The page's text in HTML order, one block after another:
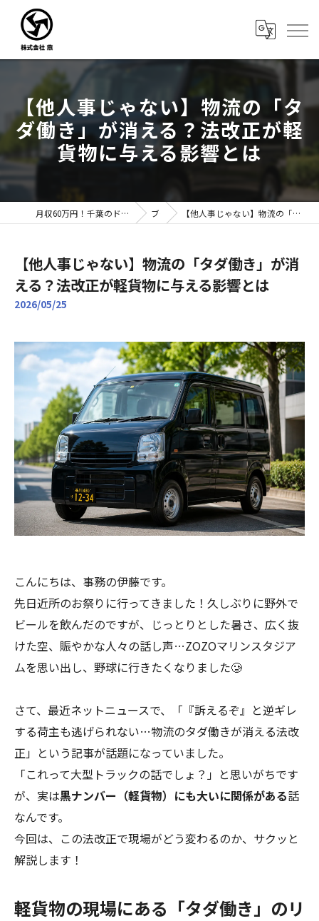
【他人事じゃない】物流の「タ
ダ働き」が消える？法改正が軽
貨物に与える影響とは
月収60万円！千葉のドライバー転職なら株式会社燕｜未経験歓迎 ブログ 【他人事じゃない】物流の「タダ働き」が消える？法改正が軽貨物に与える影響とは
【他人事じゃない】物流の「タダ働き」が消
える？法改正が軽貨物に与える影響とは
2026/05/25
こんにちは、事務の伊藤です。
先日近所のお祭りに行ってきました！久しぶりに野外で
ビールを飲んだのですが、じっとりとした暑さ、広く抜
けた空、賑やかな人々の話し声…ZOZOマリンスタジア
ムを思い出し、野球に行きたくなりました🥲
さて、最近ネットニュースで、「『訴えるぞ』と逆ギレ
する荷主も逃げられない…物流のタダ働きが消える法改
正」という記事が話題になっていました。
「これって大型トラックの話でしょ？」と思いがちです
が、実は黒ナンバー（軽貨物）にも大いに関係がある話
なんです。
今回は、この法改正で現場がどう変わるのか、サクッと
解説します！
軽貨物の現場にある「タダ働き」のリ